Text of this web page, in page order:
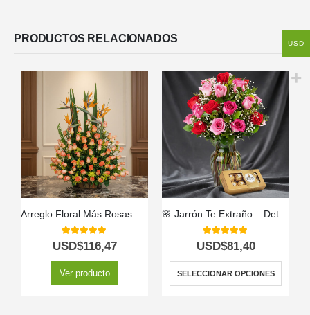
PRODUCTOS RELACIONADOS
Arreglo Floral Más Rosas 🌹✨
5.00out of 5
USD$116,47
Ver producto
🌸 Jarrón Te Extraño – Detalle Floral con Amor y Recuerdo 💐
5.00 out of 5
USD$81,40
SELECCIONAR OPCIONES
USD